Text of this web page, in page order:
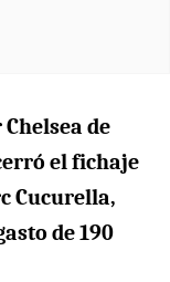
de
el fichaje
Cucurella,
de 190